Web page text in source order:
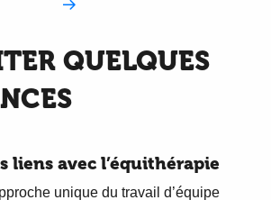
QUELQUES
liens avec l’équithérapie
unique du travail d’équipe